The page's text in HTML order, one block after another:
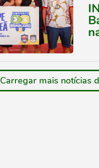
Carregar mais notícias